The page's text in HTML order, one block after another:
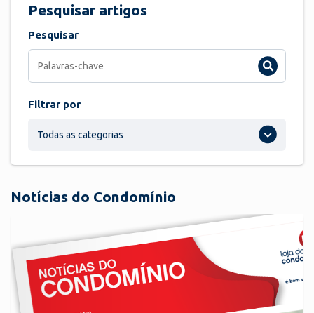
Pesquisar artigos
Pesquisar
Filtrar por
Todas as categorias
Notícias do Condomínio